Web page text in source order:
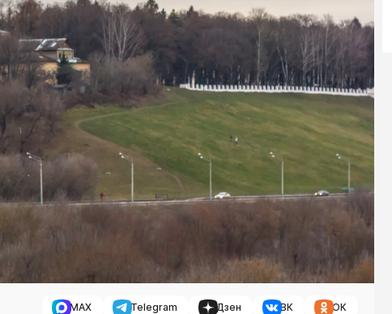
MAX Telegram Дзен ВК ОК